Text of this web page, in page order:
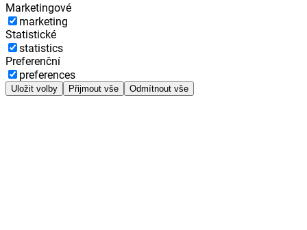
Marketingové
marketing
Statistické
statistics
Preferenční
preferences
Uložit volby Přijmout vše Odmítnout vše